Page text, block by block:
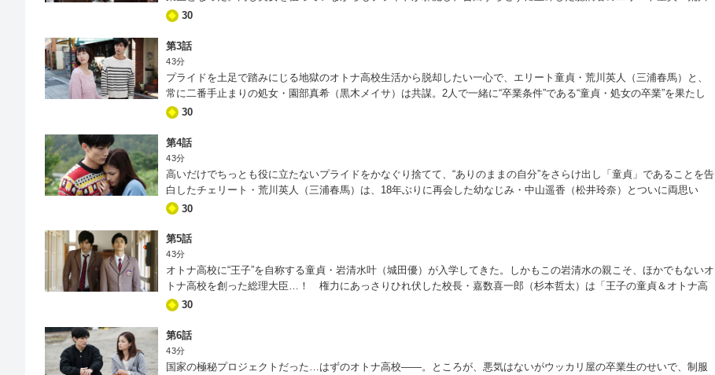
英人（三浦春馬）は、何とも言えない敗北感で表情を失ってしまう。
30
第3話
43分
プライドを土足で踏みにじる地獄のオトナ高校生活から脱却したい一心で、エリート童貞・荒川英人（三浦春馬）と、
常に二番手止まりの処女・園部真希（黒木メイサ）は共謀。2人で一緒に“卒業条件”である“童貞・処女の卒業”を果たし
た…と、真っ赤な嘘をついたものの、まんまと見破られた上に、罰として学級委員という名の雑用係に任命されてしま
30
第4話
43分
高いだけでちっとも役に立たないプライドをかなぐり捨てて、“ありのままの自分”をさらけ出し「童貞」であることを告
白したチェリート・荒川英人（三浦春馬）は、18年ぶりに再会した幼なじみ・中山遥香（松井玲奈）とついに両思い
に！ これでようやく童貞、ひいてはオトナ高校を卒業できる――と希望の光が見えたのも束の間、英人が百人斬りの
30
第5話
43分
オトナ高校に“王子”を自称する童貞・岩清水叶（城田優）が入学してきた。しかもこの岩清水の親こそ、ほかでもないオ
トナ高校を創った総理大臣…！ 権力にあっさりひれ伏した校長・嘉数喜一郎（杉本哲太）は「王子の童貞＆オトナ高
校卒業こそ最大の使命！」と、あからさまな特別扱いを公言。“卒業させたらボーナス支給”というご褒美に釣られたエロ
30
第6話
43分
国家の極秘プロジェクトだった…はずのオトナ高校――。ところが、悪気はないがウッカリ屋の卒業生のせいで、制服